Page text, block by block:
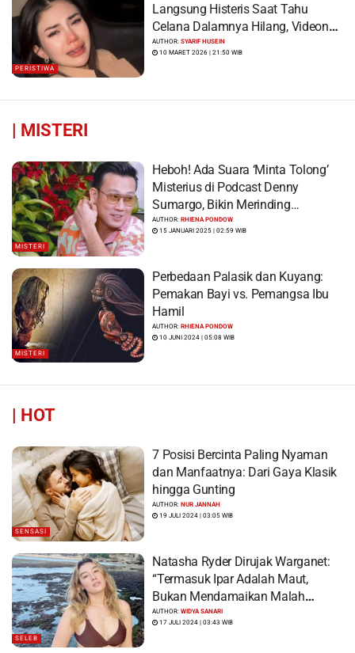
PERISTIWA
Langsung Histeris Saat Tahu
Celana Dalamnya Hilang, Videonya
Viral
AUTHOR:SYARIF HUSEIN
10 MARET 2026 | 21:50 WIB
MISTERI
MISTERI
Heboh! Ada Suara ‘Minta Tolong’
Misterius di Podcast Denny
Sumargo, Bikin Merinding…
AUTHOR:RHIENA PONDOW
15 JANUARI 2025 | 02:59 WIB
MISTERI
Perbedaan Palasik dan Kuyang:
Pemakan Bayi vs. Pemangsa Ibu
Hamil
AUTHOR:RHIENA PONDOW
10 JUNI 2024 | 05:08 WIB
HOT
SENSASI
7 Posisi Bercinta Paling Nyaman
dan Manfaatnya: Dari Gaya Klasik
hingga Gunting
AUTHOR:NUR JANNAH
19 JULI 2024 | 03:05 WIB
SELEB
Natasha Ryder Dirujak Warganet:
“Termasuk Ipar Adalah Maut,
Bukan Mendamaikan Malah
Menyiram Bensin”
AUTHOR:WIDYA SANARI
17 JULI 2024 | 03:43 WIB